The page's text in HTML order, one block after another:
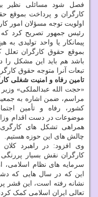
فصل شود مسائلی نظیر
کارگران و پرداخت بموقع
اولویت توجه مسؤلان امور
رئیس جمهور تصریح کرد
پیمانکار یا واحد تولیدی
بموقع حقوق کارگران
باشد هم باید این مشکل را
تبعات آنرا متوجه حقوق
تامین رفاه و امنیت شغلی
«حجت الله عبدالملکی»
کشور، رفاه و تأمین
موضوعات در دست اقدام
همراهی تشکل های
چالش های این حوزه هستیم.
وی افزود: در راهبرد
کارگران نقش بسیار پررنگی
سرمایه های نظام اسلامی،
این که در سال هایی که
نشانه رفته است، این قشر
تعالی ایران اسلامی کمک